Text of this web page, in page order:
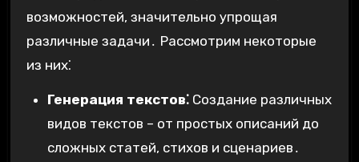
возможностей, значительно упрощая
различные задачи․ Рассмотрим некоторые
из них⁚
Генерация текстов⁚Создание различных
видов текстов – от простых описаний до
сложных статей, стихов и сценариев․